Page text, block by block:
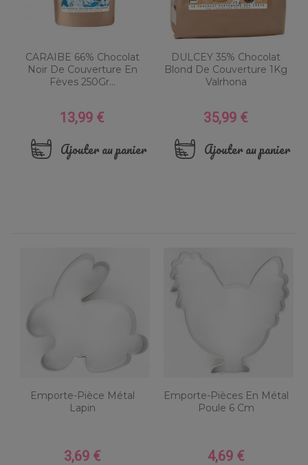
CARAIBE 66% Chocolat
Noir De Couverture En
Fèves 250Gr...
Prix
13,99 €
Ajouter au panier
DULCEY 35% Chocolat
Blond De Couverture 1Kg
Valrhona
Prix
35,99 €
Ajouter au panier
Emporte-Pièce Métal
Lapin
Prix
3,69 €
Emporte-Pièces En Métal
Poule 6 Cm
Prix
4,69 €